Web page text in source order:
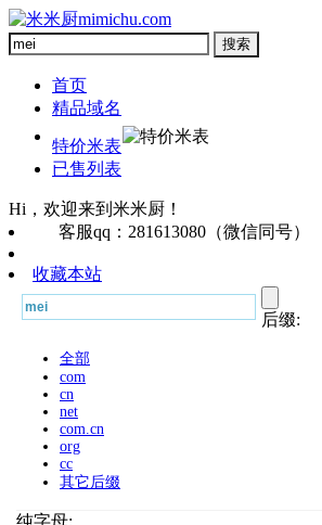
首页
精品域名
特价米表
已售列表
Hi，欢迎来到米米厨！
客服qq：281613080（微信同号）
收藏本站
后缀:
全部
com
cn
net
com.cn
org
cc
其它后缀
纯字母: